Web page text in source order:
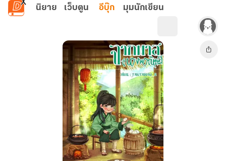
ข้ามไปยังเนื้อหาหลัก
นิยาย เว็บตูน อีบุ๊ก มุมนักเขียน